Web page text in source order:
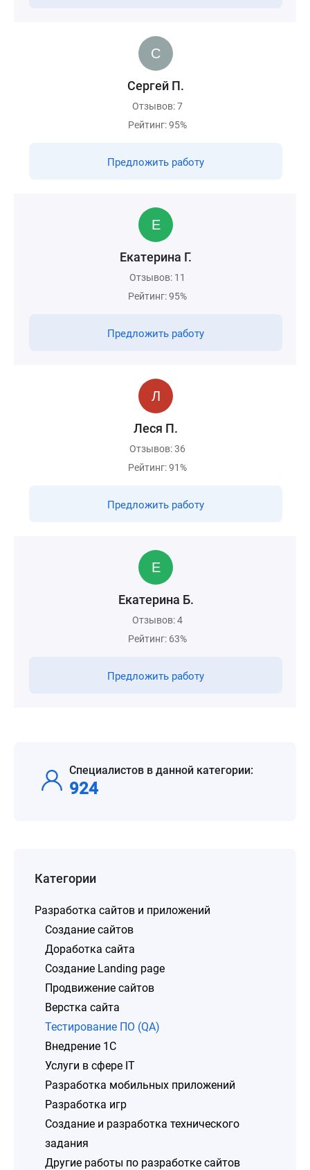
Сергей П.
Отзывов: 7
Рейтинг: 95%
Предложить работу
Екатерина Г.
Отзывов: 11
Рейтинг: 95%
Предложить работу
Леся П.
Отзывов: 36
Рейтинг: 91%
Предложить работу
Екатерина Б.
Отзывов: 4
Рейтинг: 63%
Предложить работу
Специалистов в данной категории:
924
Категории
Разработка сайтов и приложений
Создание сайтов
Доработка сайта
Создание Landing page
Продвижение сайтов
Верстка сайта
Тестирование ПО (QA)
Внедрение 1C
Услуги в сфере IT
Разработка мобильных приложений
Разработка игр
Создание и разработка технического
задания
Другие работы по разработке сайтов